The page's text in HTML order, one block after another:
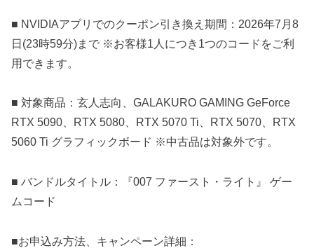
■ NVIDIAアプリでのクーポン引き換え期間：2026年7月8
日(23時59分)まで ※お客様1人につき1つのコードをご利
用できます。
■ 対象商品：玄人志向、GALAKURO GAMING GeForce
RTX 5090、RTX 5080、RTX 5070 Ti、RTX 5070、RTX
5060 Ti グラフィックボード ※中古品は対象外です。
■ バンドルタイトル：『007 ファースト・ライト』 ゲー
ムコード
■お申込み方法、キャンペーン詳細：